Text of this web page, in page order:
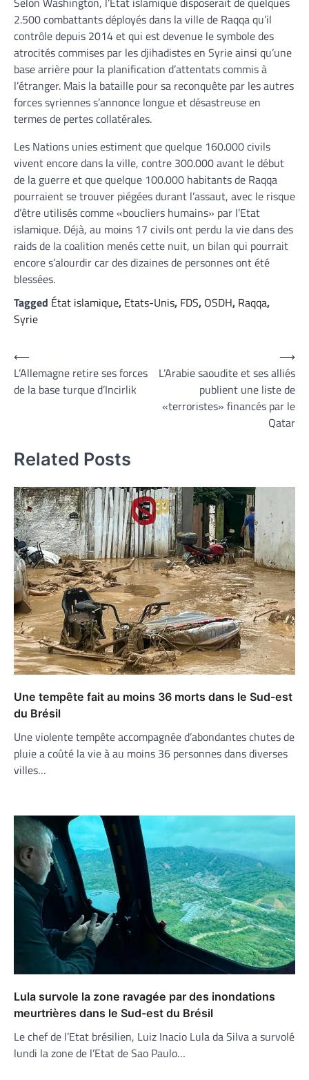
2.500 combattants déployés dans la ville de Raqqa qu’il
contrôle depuis 2014 et qui est devenue le symbole des
atrocités commises par les djihadistes en Syrie ainsi qu’une
base arrière pour la planification d’attentats commis à
l’étranger. Mais la bataille pour sa reconquête par les autres
forces syriennes s’annonce longue et désastreuse en
termes de pertes collatérales.
Les Nations unies estiment que quelque 160.000 civils
vivent encore dans la ville, contre 300.000 avant le début
de la guerre et que quelque 100.000 habitants de Raqqa
pourraient se trouver piégées durant l’assaut, avec le risque
d’être utilisés comme «boucliers humains» par l’Etat
islamique. Déjà, au moins 17 civils ont perdu la vie dans des
raids de la coalition menés cette nuit, un bilan qui pourrait
encore s’alourdir car des dizaines de personnes ont été
blessées.
Tagged État islamique, Etats-Unis, FDS, OSDH, Raqqa,
Syrie
Navigation
de
l’article
⟵
L’Allemagne retire ses forces
de la base turque d’Incirlik
L’Arabie saoudite et ses alliés
publient une liste de
«terroristes» financés par le
Qatar
⟶
Related Posts
Une tempête fait au moins 36 morts dans le Sud-est
du Brésil
Une violente tempête accompagnée d’abondantes chutes de
pluie a coûté la vie à au moins 36 personnes dans diverses
villes…
Lula survole la zone ravagée par des inondations
meurtrières dans le Sud-est du Brésil
Le chef de l’Etat brésilien, Luiz Inacio Lula da Silva a survolé
lundi la zone de l’Etat de Sao Paulo…